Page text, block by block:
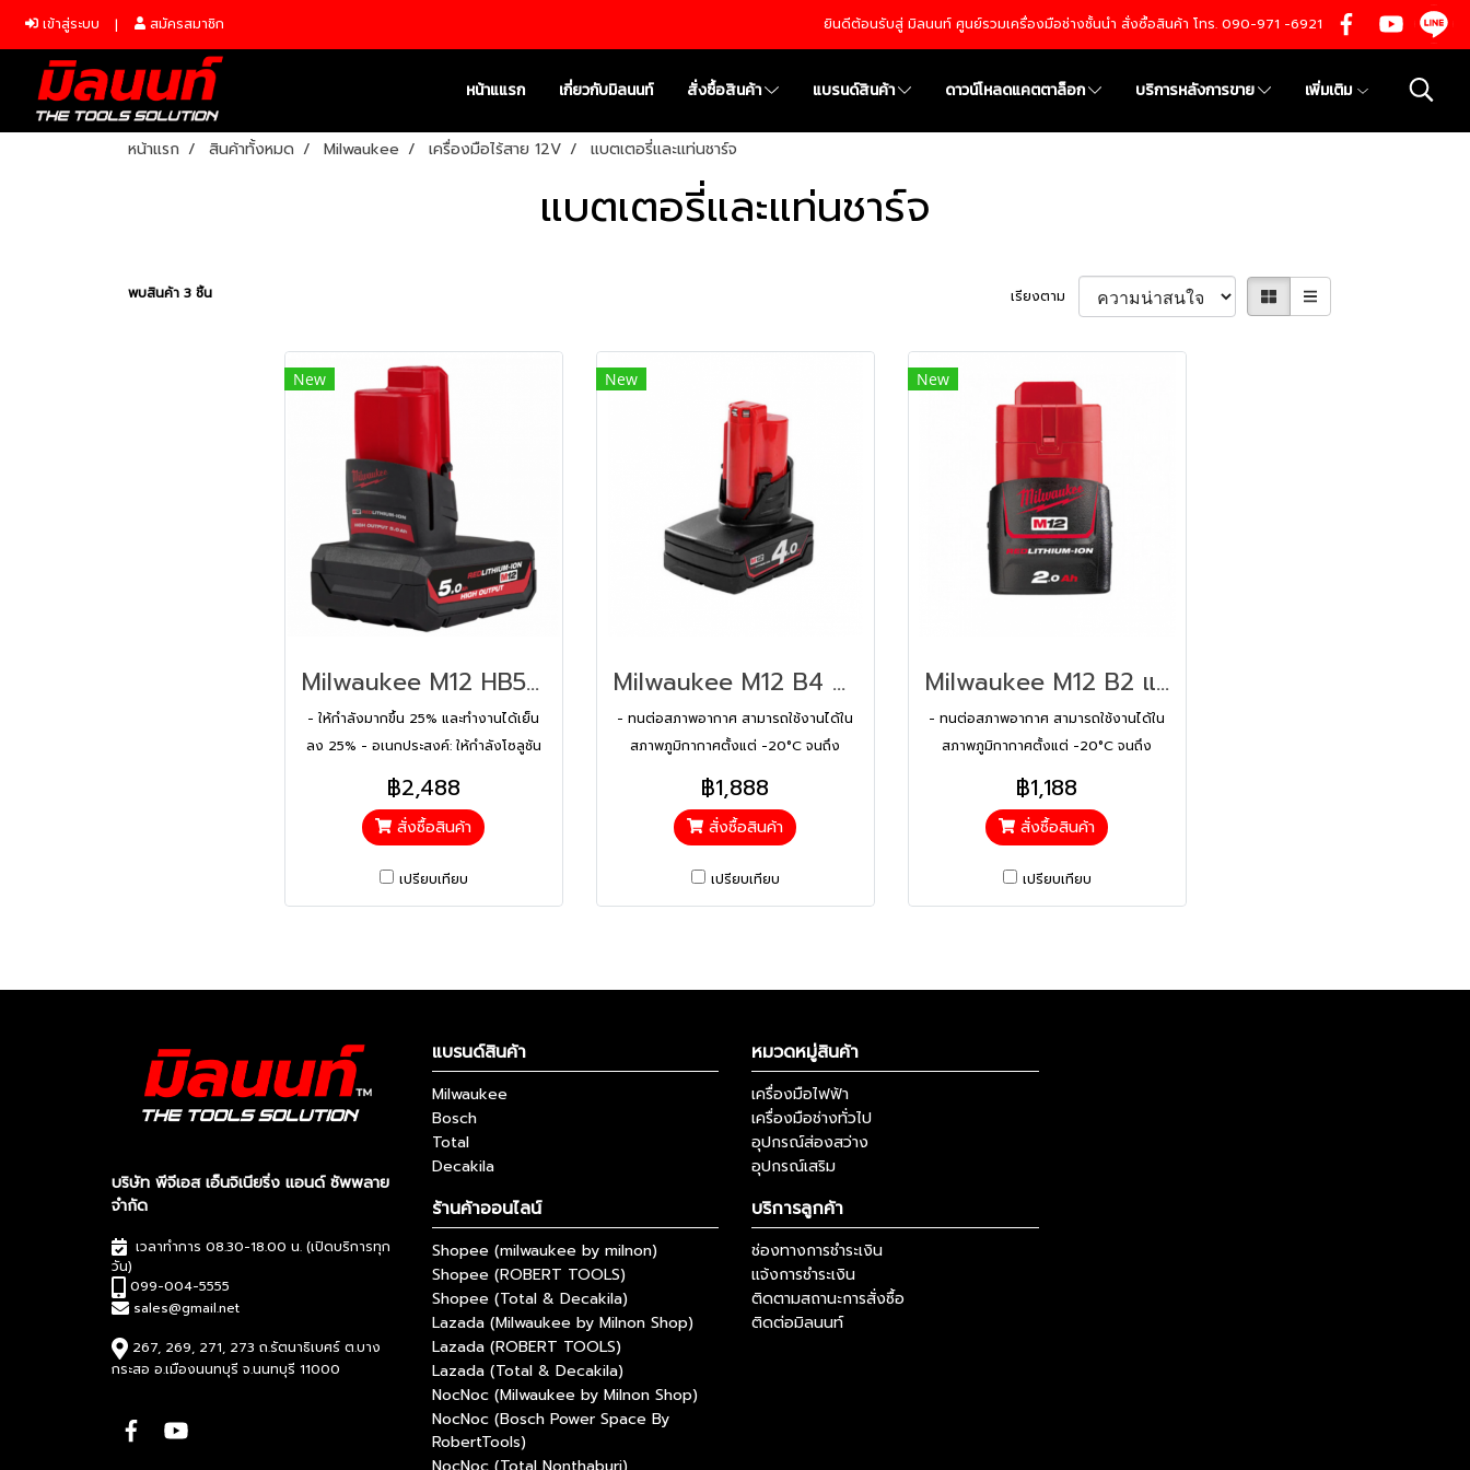
เข้าสู่ระบบ สมัครสมาชิก ยินดีต้อนรับสู่ มิลนนท์ ศูนย์รวมเครื่องมือช่างชั้นนำ สั่งซื้อสินค้า โทร. 090-971 -6921
หน้าแแรก เกี่ยวกับมิลนนท์ สั่งซื้อสินค้า แบรนด์สินค้า ดาวน์โหลดแคตตาล็อก บริการหลังการขาย เพิ่มเติม
หน้าแรก สินค้าทั้งหมด Milwaukee เครื่องมือไร้สาย 12V แบตเตอรี่และแท่นชาร์จ
แบตเตอรี่และแท่นชาร์จ
พบสินค้า 3 ชิ้น เรียงตาม
New
Milwaukee M12 HB5 แบตเตอรี่ 12 โวลต์ 5.0 แอมป์อาว HIGH OUTPUT
- ให้กำลังมากขึ้น 25% และทำงานได้เย็น
ลง 25% - อเนกประสงค์: ให้กำลังโซลูชัน
ที่สุดในประเภทเดียวกัน: ตัวเครื่องทนทาน
ออกแบบมาเพื่อเพิ่มการป้องกันการสัมผัส
฿2,488
สั่งซื้อสินค้า
เปรียบเทียบ
New
Milwaukee M12 B4 แบตเตอรี่ 12 โวลต์ 4.0 แอมป์อาว
- ทนต่อสภาพอากาศ สามารถใช้งานได้ใน
สภาพภูมิกากาศตั้งแต่ -20°C จนถึง
จะสามารถทำงานได้อย่างราบรื่น - ใช้งาน
ได้นานกว่าเดิม 2 เท่า ให้พลังมากกว่าเดิม
ยาวขึ้น ทำให้งานไม่สะดุดกับเหตุการณ์
แบตเตอรี่หมดเร็วเกินไป
฿1,888
สั่งซื้อสินค้า
เปรียบเทียบ
New
Milwaukee M12 B2 แบตเตอรี่ 12 โวลต์ 2.0 แอมป์อาว
- ทนต่อสภาพอากาศ สามารถใช้งานได้ใน
สภาพภูมิกากาศตั้งแต่ -20°C จนถึง
จะสามารถทำงานได้อย่างราบรื่น - ใช้งาน
ได้นานกว่าเดิม 2 เท่า ให้พลังมากกว่าเดิม
ยาวขึ้น ทำให้งานไม่สะดุดกับเหตุการณ์
แบตเตอรี่หมดเร็วเกินไป
฿1,188
สั่งซื้อสินค้า
เปรียบเทียบ
บริษัท พีจีเอส เอ็นจิเนียริ่ง แอนด์ ซัพพลาย
จำกัด
เวลาทำการ 08.30-18.00 น. (เปิดบริการทุก
วัน)
099-004-5555
sales@gmail.net
267, 269, 271, 273 ถ.รัตนาธิเบศร์ ต.บาง
กระสอ อ.เมืองนนทบุรี จ.นนทบุรี 11000
แบรนด์สินค้า
Milwaukee
Bosch
Total
Decakila
หมวดหมู่สินค้า
เครื่องมือไฟฟ้า
เครื่องมือช่างทั่วไป
อุปกรณ์ส่องสว่าง
อุปกรณ์เสริม
ร้านค้าออนไลน์
Shopee (milwaukee by milnon)
Shopee (ROBERT TOOLS)
Shopee (Total & Decakila)
Lazada (Milwaukee by Milnon Shop)
Lazada (ROBERT TOOLS)
Lazada (Total & Decakila)
NocNoc (Milwaukee by Milnon Shop)
NocNoc (Bosch Power Space By
RobertTools)
บริการลูกค้า
ช่องทางการชำระเงิน
แจ้งการชำระเงิน
ติดตามสถานะการสั่งซื้อ
ติดต่อมิลนนท์